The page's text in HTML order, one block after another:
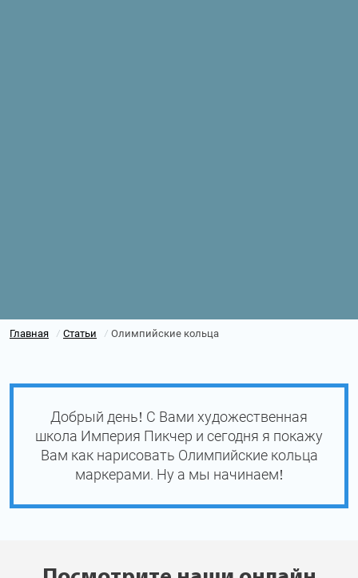
Главная / Статьи / Олимпийские кольца
Добрый день! С Вами художественная
школа Империя Пикчер и сегодня я покажу
Вам как нарисовать Олимпийские кольца
маркерами. Ну а мы начинаем!